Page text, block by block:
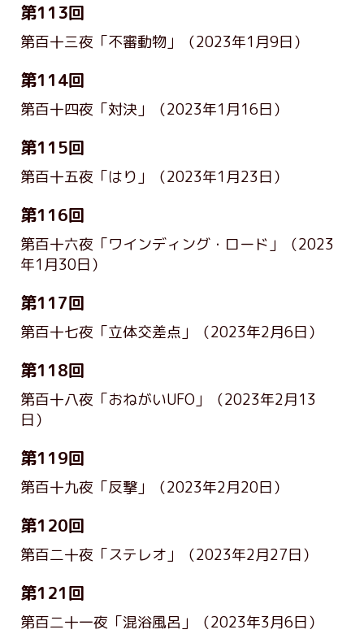
第113回
第百十三夜「不審動物」 （2023年1月9日）
第114回
第百十四夜「対決」 （2023年1月16日）
第115回
第百十五夜「はり」 （2023年1月23日）
第116回
第百十六夜「ワインディング・ロード」
（2023
年1月30日）
第117回
第百十七夜「立体交差点」 （2023年2月6日）
第118回
第百十八夜「おねがいUFO」
（2023年2月13
日）
第119回
第百十九夜「反撃」 （2023年2月20日）
第120回
第百二十夜「ステレオ」 （2023年2月27日）
第121回
第百二十一夜「混浴風呂」 （2023年3月6日）